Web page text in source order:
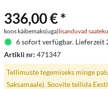
336,00 € *
koos käibemaks(uga)lisanduvad
6 sofort verfügbar. Lieferzeit
Artikli nr: 471347
Tellimuste tegemiseks minge
Saksamaale). Soovite tellida